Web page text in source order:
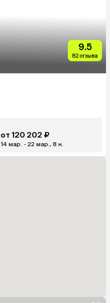
9.5
82 отзыва
от 120 202 ₽
14 мар. - 22 мар., 8 н.